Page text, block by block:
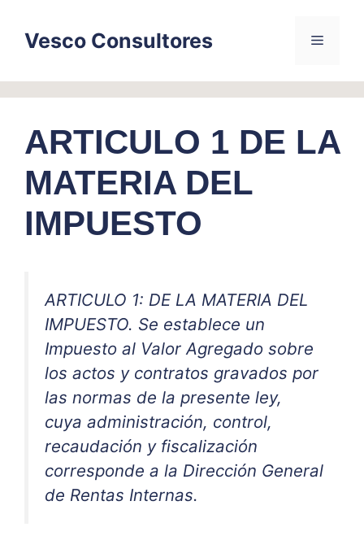
contentVesco Consultores Menu
ARTICULO 1 DE LA
MATERIA DEL
IMPUESTO
ARTICULO 1: DE LA MATERIA DEL
IMPUESTO. Se establece un
Impuesto al Valor Agregado sobre
los actos y contratos gravados por
las normas de la presente ley,
cuya administración, control,
recaudación y fiscalización
corresponde a la Dirección General
de Rentas Internas.